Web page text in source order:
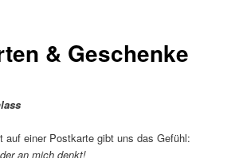
& Geschenke
auf einer Postkarte gibt uns das Gefühl:
an mich denkt!